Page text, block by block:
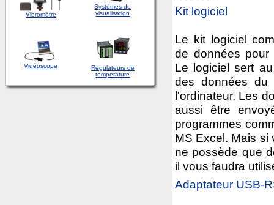
Vibromètre
Systèmes de
visualisation
Vidéoscope
Régulateurs de
température
Kit logiciel
Le kit logiciel
de données pour
Le logiciel sert
des données du
l'ordinateur. Les
aussi être
programmes
MS Excel. Mais si
ne possède que
il vous faudra
Adaptateur USB-